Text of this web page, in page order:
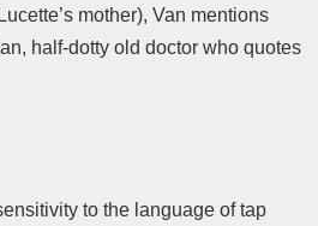
mother), Van mentions
half-dotty old doctor who quotes
to the language of tap